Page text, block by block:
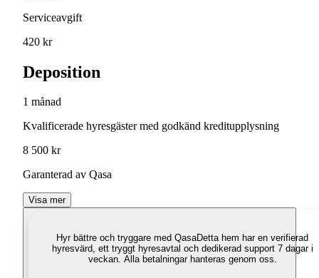
Serviceavgift
420 kr
Deposition
1 månad
Kvalificerade hyresgäster med godkänd kreditupplysning
8 500 kr
Garanterad av Qasa
Visa mer
Hyr bättre och tryggare med QasaDetta hem har en verifierad
hyresvärd, ett tryggt hyresavtal och dedikerad support 7 dagar i
veckan. Alla betalningar hanteras genom oss.